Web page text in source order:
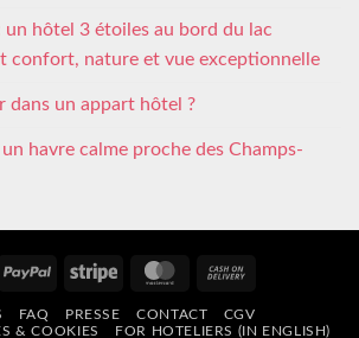
un hôtel 3 étoiles au bord du lac
confort, nature et vue exceptionnelle
dans un appart hôtel ?
havre calme proche des Champs-
PayPal Stripe MasterCard
Delivery
FAQ PRESSE CONTACT
CGV
& COOKIES
FOR HOTELIERS (IN ENGLISH)